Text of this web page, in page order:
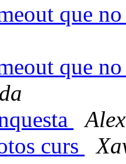
que
que
curs